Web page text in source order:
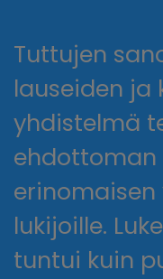
Tuttujen
lauseiden ja
yhdistelmä
ehdottoman
lukijoille.
tuntui kuin